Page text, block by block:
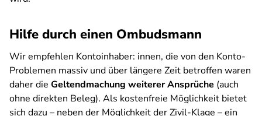
Hilfe durch einen Ombudsmann
Wir empfehlen Kontoinhaber: innen, die von den Konto-
Problemen massiv und über längere Zeit betroffen waren
daher die Geltendmachung weiterer Ansprüche (auch
ohne direkten Beleg). Als kostenfreie Möglichkeit bietet
sich dazu – neben der Möglichkeit der Zivil-Klage – ein